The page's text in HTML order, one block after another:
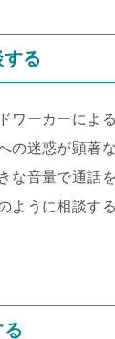
する
ワーカーによ
の迷惑が顕著
な音量で通話
ように相談す
る